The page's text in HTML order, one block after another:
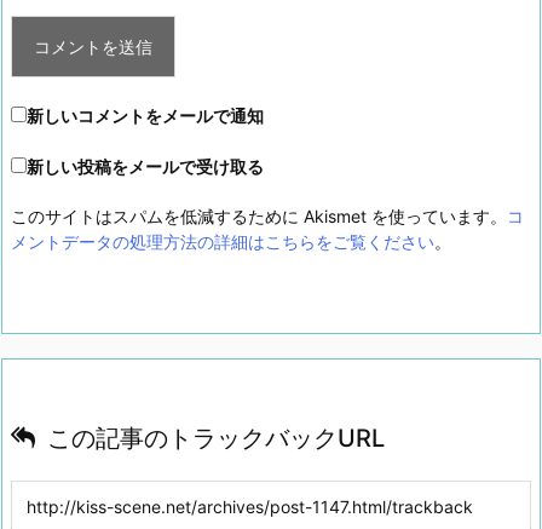
新しいコメントをメールで通知
新しい投稿をメールで受け取る
このサイトはスパムを低減するために Akismet を使っています。
コ
メントデータの処理方法の詳細はこちらをご覧ください。
この記事のトラックバックURL